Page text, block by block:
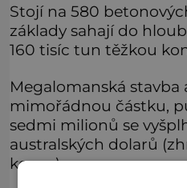
Stojí na 580
základy sahají do
160 tisíc tun těžkou
Megalomanská stavba
mimořádnou částku,
sedmi milionů se
australských dolarů
korun).